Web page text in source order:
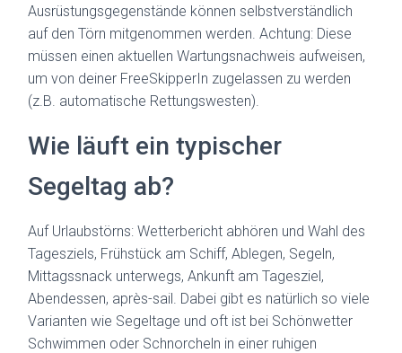
Ausrüstungsgegenstände können selbstverständlich
auf den Törn mitgenommen werden. Achtung: Diese
müssen einen aktuellen Wartungsnachweis aufweisen,
um von deiner FreeSkipperIn zugelassen zu werden
(z.B. automatische Rettungswesten).
Wie läuft ein typischer
Segeltag ab?
Auf Urlaubstörns: Wetterbericht abhören und Wahl des
Tagesziels, Frühstück am Schiff, Ablegen, Segeln,
Mittagssnack unterwegs, Ankunft am Tagesziel,
Abendessen, après-sail. Dabei gibt es natürlich so viele
Varianten wie Segeltage und oft ist bei Schönwetter
Schwimmen oder Schnorcheln in einer ruhigen